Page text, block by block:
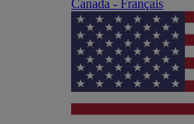
Canada - Français